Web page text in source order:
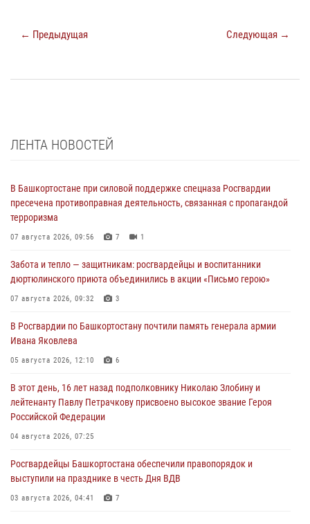
← Предыдущая Следующая →
ЛЕНТА НОВОСТЕЙ
В Башкортостане при силовой поддержке спецназа Росгвардии
пресечена противоправная деятельность, связанная с пропагандой
терроризма
07 августа 2026, 09:56 7 1
Забота и тепло — защитникам: росгвардейцы и воспитанники
дюртюлинского приюта объединились в акции «Письмо герою»
07 августа 2026, 09:32 3
В Росгвардии по Башкортостану почтили память генерала армии
Ивана Яковлева
05 августа 2026, 12:10 6
В этот день, 16 лет назад подполковнику Николаю Злобину и
лейтенанту Павлу Петрачкову присвоено высокое звание Героя
Российской Федерации
04 августа 2026, 07:25
Росгвардейцы Башкортостана обеспечили правопорядок и
выступили на празднике в честь Дня ВДВ
03 августа 2026, 04:41 7